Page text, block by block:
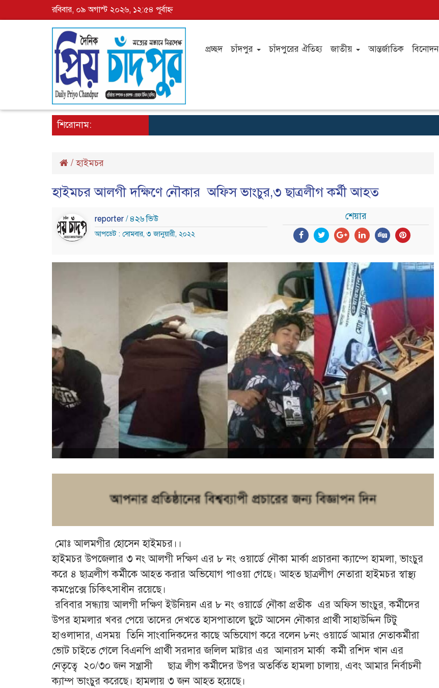
রবিবার, ০৯ অগাস্ট ২০২৬, ১২:৫৪ পূর্বাহ্ন
প্রচ্ছদ চাঁদপুর চাঁদপুরের ঐতিহ্য জাতীয় আন্তর্জাতিক বিনোদন
শিরোনাম:
/হাইমচর
হাইমচর আলগী দক্ষিণে নৌকার অফিস ভাংচুর,৩ ছাত্রলীগ কর্মী আহত
reporter / ৪২৬ ভিউ
আপডেট : সোমবার, ৩ জানুয়ারী, ২০২২
শেয়ার
মোঃ আলমগীর হোসেন হাইমচর।।
হাইমচর উপজেলার ৩ নং আলগী দক্ষিণ এর ৮ নং ওয়ার্ডে নৌকা মার্কা প্রচারনা ক্যাম্পে হামলা, ভাংচুর
করে ৪ ছাত্রলীগ কর্মীকে আহত করার অভিযোগ পাওয়া গেছে। আহত ছাত্রলীগ নেতারা হাইমচর স্বাস্থ্য
কমপ্লেক্সে চিকিৎসাধীন রয়েছে।
রবিবার সন্ধ্যায় আলগী দক্ষিণ ইউনিয়ন এর ৮ নং ওয়ার্ডে নৌকা প্রতীক এর অফিস ভাংচুর, কর্মীদের
উপর হামলার খবর পেয়ে তাদের দেখতে হাসপাতালে ছুটে আসেন নৌকার প্রার্থী সাহাউদ্দিন টিটু
হাওলাদার, এসময় তিনি সাংবাদিকদের কাছে অভিযোগ করে বলেন ৮নং ওয়ার্ডে আমার নেতাকর্মীরা
ভোট চাইতে গেলে বিএনপি প্রার্থী সরদার জলিল মাষ্টার এর আনারস মার্কা কর্মী রশিদ খান এর
নেতৃত্বে ২০/৩০ জন সন্ত্রাসী ছাত্র লীগ কর্মীদের উপর অতর্কিত হামলা চালায়, এবং আমার নির্বাচনী
ক্যাম্প ভাংচুর করেছে। হামলায় ৩ জন আহত হয়েছে।